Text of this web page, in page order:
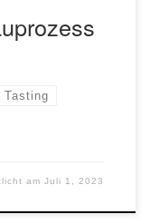
Tasting
amJuli 1, 2023